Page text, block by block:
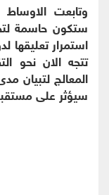
وتابعت
ستكون حاسمة
استمرار تعليقها
تتجه الان نحو
المعالج لتبيان
سيؤثر على